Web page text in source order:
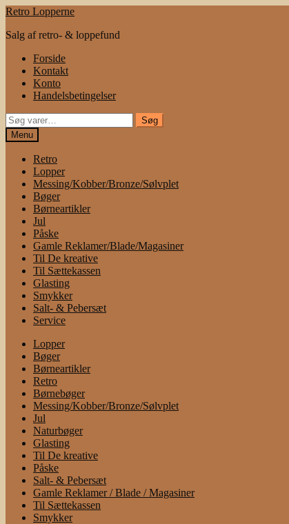
Spring
navigation
Spring
indhold
Retro Lopperne
Salg af retro- & loppefund
Forside
Kontakt
Konto
Handelsbetingelser
Søg
efter:
Søg
Menu
Retro
Lopper
Messing/Kobber/Bronze/Sølvplet
Bøger
Børneartikler
Jul
Påske
Gamle Reklamer/Blade/Magasiner
Til De kreative
Til Sættekassen
Glasting
Smykker
Salt- & Pebersæt
Service
Lopper
Bøger
Børneartikler
Retro
Børnebøger
Messing/Kobber/Bronze/Sølvplet
Jul
Naturbøger
Glasting
Til De kreative
Påske
Salt- & Pebersæt
Gamle Reklamer / Blade / Magasiner
Til Sættekassen
Smykker